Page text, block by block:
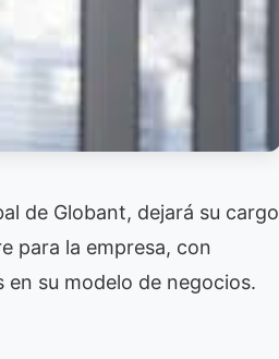
de Globant, dejará su cargo
para la empresa, con
en su modelo de negocios.